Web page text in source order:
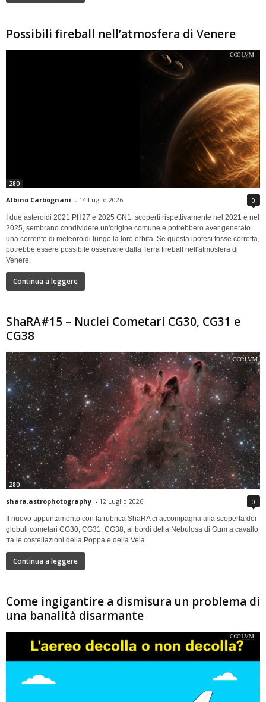
Possibili fireball nell’atmosfera di Venere
280
Albino Carbognani - 14 Luglio 2026 0
I due asteroidi 2021 PH27 e 2025 GN1, scoperti rispettivamente nel 2021 e nel
2025, sembrano condividere un'origine comune e potrebbero aver generato
una corrente di meteoroidi lungo la loro orbita. Se questa ipotesi fosse corretta,
potrebbe essere possibile osservare dalla Terra fireball nell'atmosfera di
Venere.
Continua a leggere
ShaRA#15 – Nuclei Cometari CG30, CG31 e
CG38
280
shara.astrophotography - 12 Luglio 2026 0
Il nuovo appuntamento con la rubrica ShaRA ci accompagna alla scoperta dei
globuli cometari CG30, CG31, CG38, ai bordi della Nebulosa di Gum a cavallo
tra le costellazioni della Poppa e della Vela
Continua a leggere
Come ingigantire a dismisura un problema di
una banalità disarmante